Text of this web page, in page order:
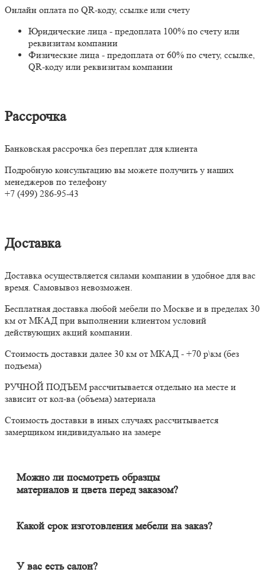
Онлайн оплата по QR-коду, ссылке или счету
Юридические лица - предоплата 100% по счету или
реквизитам компании
Физические лица - предоплата от 60% по счету, ссылке,
QR-коду или реквизитам компании
Рассрочка
Банковская рассрочка без переплат для клиента
Подробную консультацию вы можете получить у наших
менеджеров по телефону
+7 (499) 286-95-43
Доставка
Доставка осуществляется силами компании в удобное для вас
время. Самовывоз невозможен.
Бесплатная доставка любой мебели по Москве и в пределах 30
км от МКАД при выполнении клиентом условий
действующих акций компании.
Стоимость доставки далее 30 км от МКАД - +70 р\км (без
подъема)
РУЧНОЙ ПОДЪЕМ рассчитывается отдельно на месте и
зависит от кол-ва (объема) материала
Стоимость доставки в иных случаях рассчитывается
замерщиком индивидуально на замере
Можно ли посмотреть образцы
материалов и цвета перед заказом?
месте в собственном освещении увидеть, как будут выглядеть
Какой срок изготовления мебели на заказ?
среднем цикл производства большей части изделий составляет
У вас есть салон?